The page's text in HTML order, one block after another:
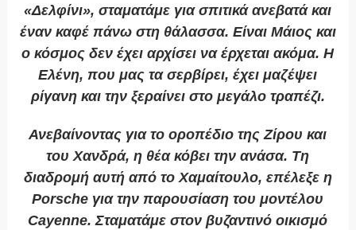
«Δελφίνι», σταματάμε για σπιτικά ανεβατά και
έναν καφέ πάνω στη θάλασσα. Είναι Μάιος και
ο κόσμος δεν έχει αρχίσει να έρχεται ακόμα. Η
Ελένη, που μας τα σερβίρει, έχει μαζέψει
ρίγανη και την ξεραίνει στο μεγάλο τραπέζι.
Ανεβαίνοντας για το οροπέδιο της Ζίρου και
του Χανδρά, η θέα κόβει την ανάσα. Τη
διαδρομή αυτή από το Χαμαίτουλο, επέλεξε η
Porsche για την παρουσίαση του μοντέλου
Cayenne. Σταματάμε στον βυζαντινό οικισμό